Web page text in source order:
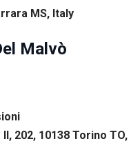
MS, Italy
Malvò
202, 10138 Torino TO,